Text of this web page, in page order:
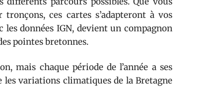
ces cartes s’adapteront à vos
les données IGN, devient un compagnon
pointes bretonnes.
mais chaque période de l’année a ses
les variations climatiques de la Bretagne